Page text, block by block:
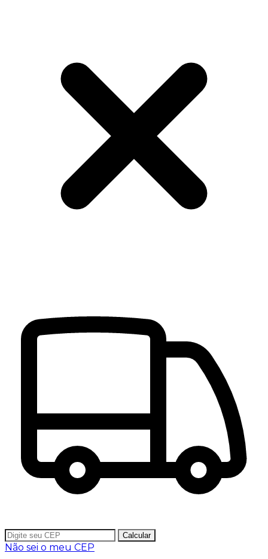
Calcular
Não sei o meu CEP